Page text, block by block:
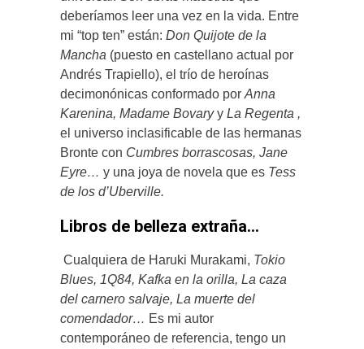
deberíamos leer una vez en la vida. Entre
mi “top ten” están: Don Quijote de la
Mancha (puesto en castellano actual por
Andrés Trapiello), el trío de heroínas
decimonónicas conformado por Anna
Karenina, Madame Bovaryy La Regenta ,
el universo inclasificable de las hermanas
Bronte con Cumbres borrascosas, Jane
Eyre… y una joya de novela que es Tess
de los d’Uberville.
Libros de belleza extraña…
Cualquiera de Haruki Murakami, Tokio
Blues, 1Q84, Kafka en la orilla, La caza
del carnero salvaje, La muerte del
comendador… Es mi autor
contemporáneo de referencia, tengo un